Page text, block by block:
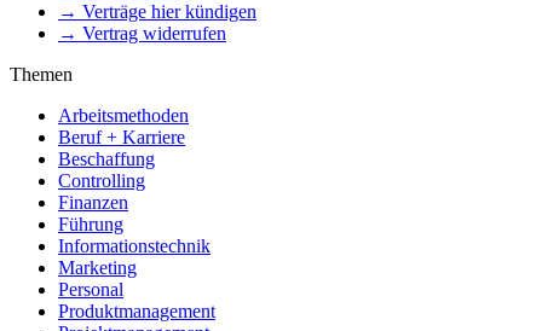
→ Verträge hier kündigen
→ Vertrag widerrufen
Themen
Arbeitsmethoden
Beruf + Karriere
Beschaffung
Controlling
Finanzen
Führung
Informationstechnik
Marketing
Personal
Produktmanagement